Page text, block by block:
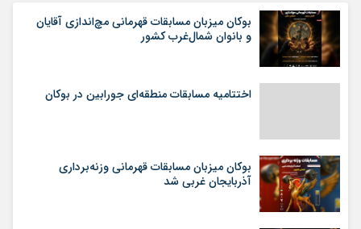
بوکان میزبان مسابقات قهرمانی مچ‌اندازی آقایان
و بانوان شمال‌غرب کشور
اختتامیه مسابقات منطقه‌ای جورابین در بوکان
بوکان میزبان مسابقات قهرمانی وزنه‌برداری
آذربایجان غربی شد